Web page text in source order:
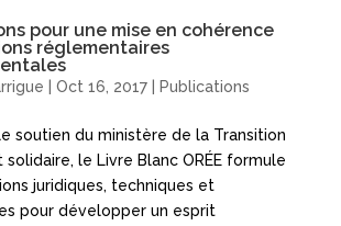
pour une mise en cohérence
réglementaires
Oct 16, 2017| Publications
soutien du ministère de la Transition
le Livre Blanc ORÉE formule
juridiques, techniques et
pour développer un esprit